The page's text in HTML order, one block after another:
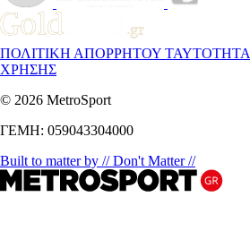
ΠΟΛΙΤΙΚΗ ΑΠΟΡΡΗΤΟΥ ΤΑΥΤΟΤΗΤΑ
ΧΡΗΣΗΣ
© 2026 MetroSport
ΓΕΜΗ: 059043304000
Built to matter by // Don't Matter //